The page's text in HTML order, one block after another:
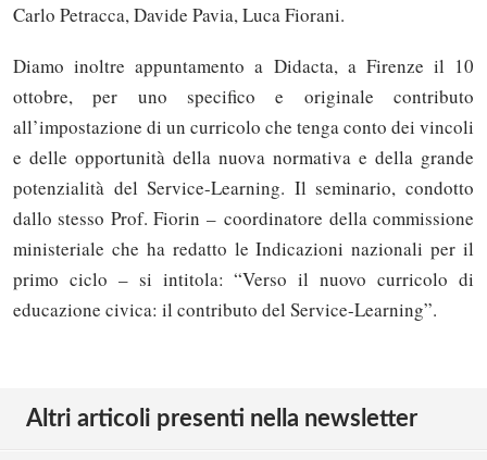
Carlo Petracca, Davide Pavia, Luca Fiorani.
Diamo inoltre appuntamento a Didacta, a Firenze il 10
ottobre, per uno specifico e originale contributo
all’impostazione di un curricolo che tenga conto dei vincoli
e delle opportunità della nuova normativa e della grande
potenzialità del Service-Learning. Il seminario, condotto
dallo stesso Prof. Fiorin – coordinatore della commissione
ministeriale che ha redatto le Indicazioni nazionali per il
primo ciclo – si intitola: “Verso il nuovo curricolo di
educazione civica: il contributo del Service-Learning”.
Altri articoli presenti nella newsletter